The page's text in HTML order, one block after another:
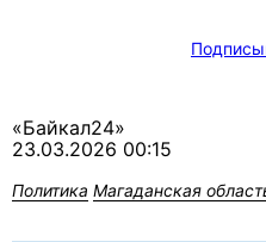
«Байкал24»
23.03.2026 00:15
Политика Магаданская